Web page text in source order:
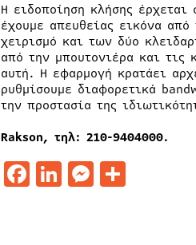
Η ειδοποίηση κλήσης
έχουμε απευθείας εικόνα
χειρισμό και των δύο
από την μπουτονιέρα και
αυτή. Η εφαρμογή κρατάει
ρυθμίσουμε διαφορετικά
την προστασία της
Rakson, τηλ: 210-9404000.
Facebook
LinkedIn